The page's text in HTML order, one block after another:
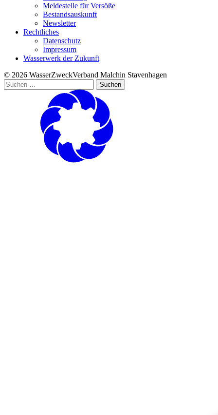
Meldestelle für Versöße
Bestandsauskunft
Newsletter
Rechtliches
Datenschutz
Impressum
Wasserwerk der Zukunft
© 2026 WasserZweckVerband­ Malchin Stavenhagen